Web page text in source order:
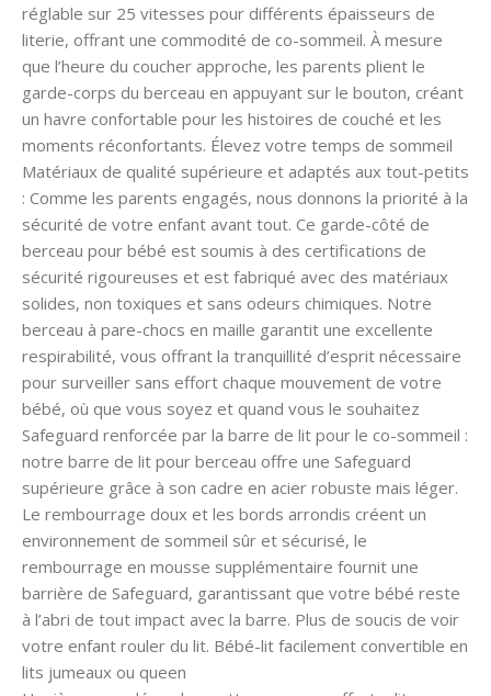
réglable sur 25 vitesses pour différents épaisseurs de
literie, offrant une commodité de co-sommeil. À mesure
que l’heure du coucher approche, les parents plient le
garde-corps du berceau en appuyant sur le bouton, créant
un havre confortable pour les histoires de couché et les
moments réconfortants. Élevez votre temps de sommeil
Matériaux de qualité supérieure et adaptés aux tout-petits
: Comme les parents engagés, nous donnons la priorité à la
sécurité de votre enfant avant tout. Ce garde-côté de
berceau pour bébé est soumis à des certifications de
sécurité rigoureuses et est fabriqué avec des matériaux
solides, non toxiques et sans odeurs chimiques. Notre
berceau à pare-chocs en maille garantit une excellente
respirabilité, vous offrant la tranquillité d’esprit nécessaire
pour surveiller sans effort chaque mouvement de votre
bébé, où que vous soyez et quand vous le souhaitez
Safeguard renforcée par la barre de lit pour le co-sommeil :
notre barre de lit pour berceau offre une Safeguard
supérieure grâce à son cadre en acier robuste mais léger.
Le rembourrage doux et les bords arrondis créent un
environnement de sommeil sûr et sécurisé, le
rembourrage en mousse supplémentaire fournit une
barrière de Safeguard, garantissant que votre bébé reste
à l’abri de tout impact avec la barre. Plus de soucis de voir
votre enfant rouler du lit. Bébé-lit facilement convertible en
lits jumeaux ou queen